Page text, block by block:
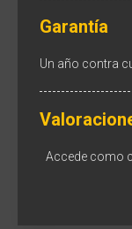
Garantía
Un año contra
Accede como